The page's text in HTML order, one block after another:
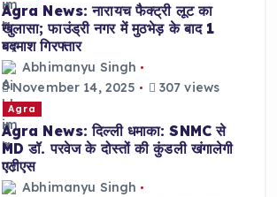
Agra News: नारायच फैक्ट्री लूट का
खुलासा; फाउंड्री नगर में मुठभेड़ के बाद 1
बदमाश गिरफ्तार
Abhimanyu Singh
November 14, 2025
307 views
Agra
Agra News: दिल्ली धमाका: SNMC से
MD डॉ. परवेज के दोस्तों की कुंडली खंगालेगी
एटीएस
Abhimanyu Singh